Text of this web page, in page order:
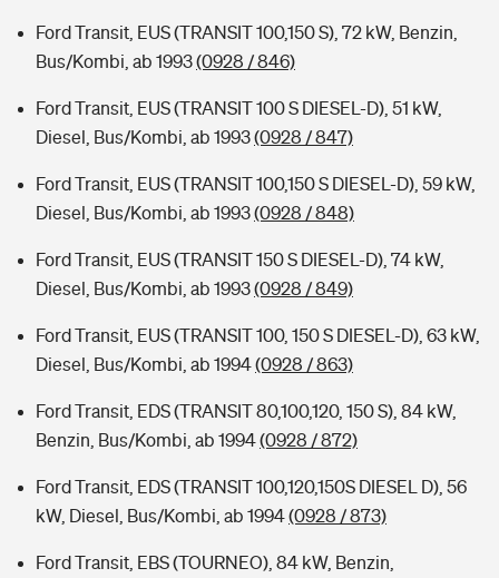
Ford Transit, EUS (TRANSIT 100,150 S), 72 kW, Benzin,
Bus/Kombi, ab 1993(0928 / 846)
Ford Transit, EUS (TRANSIT 100 S DIESEL-D), 51 kW,
Diesel, Bus/Kombi, ab 1993(0928 / 847)
Ford Transit, EUS (TRANSIT 100,150 S DIESEL-D), 59 kW,
Diesel, Bus/Kombi, ab 1993(0928 / 848)
Ford Transit, EUS (TRANSIT 150 S DIESEL-D), 74 kW,
Diesel, Bus/Kombi, ab 1993(0928 / 849)
Ford Transit, EUS (TRANSIT 100, 150 S DIESEL-D), 63 kW,
Diesel, Bus/Kombi, ab 1994(0928 / 863)
Ford Transit, EDS (TRANSIT 80,100,120, 150 S), 84 kW,
Benzin, Bus/Kombi, ab 1994(0928 / 872)
Ford Transit, EDS (TRANSIT 100,120,150S DIESEL D), 56
kW, Diesel, Bus/Kombi, ab 1994(0928 / 873)
Ford Transit, EBS (TOURNEO), 84 kW, Benzin,